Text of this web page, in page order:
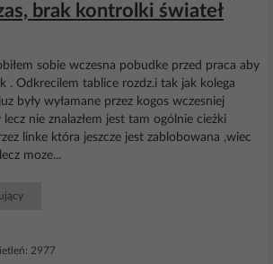
brak kontrolki świateł
sobie wczesna pobudke przed praca aby
. Odkrecilem tablice rozdz.i tak jak kolega
były wyłamane przez kogos wczesniej
lecz nie znalazłem jest tam ogólnie cieżki
linke która jeszcze jest zablobowana ,wiec
moze...
2977